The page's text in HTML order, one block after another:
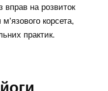
вправ на розвиток
м’язового корсета,
практик.